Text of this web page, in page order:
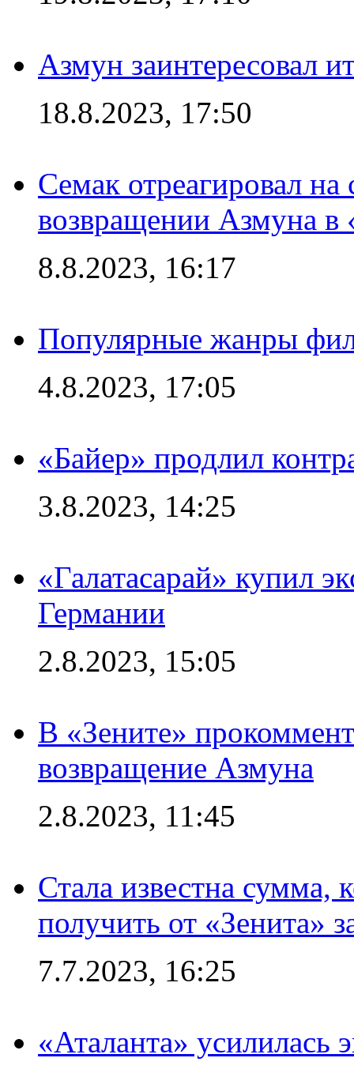
Азмун заинтересовал
18.8.2023, 17:50
Семак отреагировал
возвращении Азмуна в
8.8.2023, 16:17
Популярные жанры
4.8.2023, 17:05
«Байер» продлил
3.8.2023, 14:25
«Галатасарай» купил
Германии
2.8.2023, 15:05
В «Зените»
возвращение Азмуна
2.8.2023, 11:45
Стала известна сумма,
получить от «Зенита»
7.7.2023, 16:25
«Аталанта»